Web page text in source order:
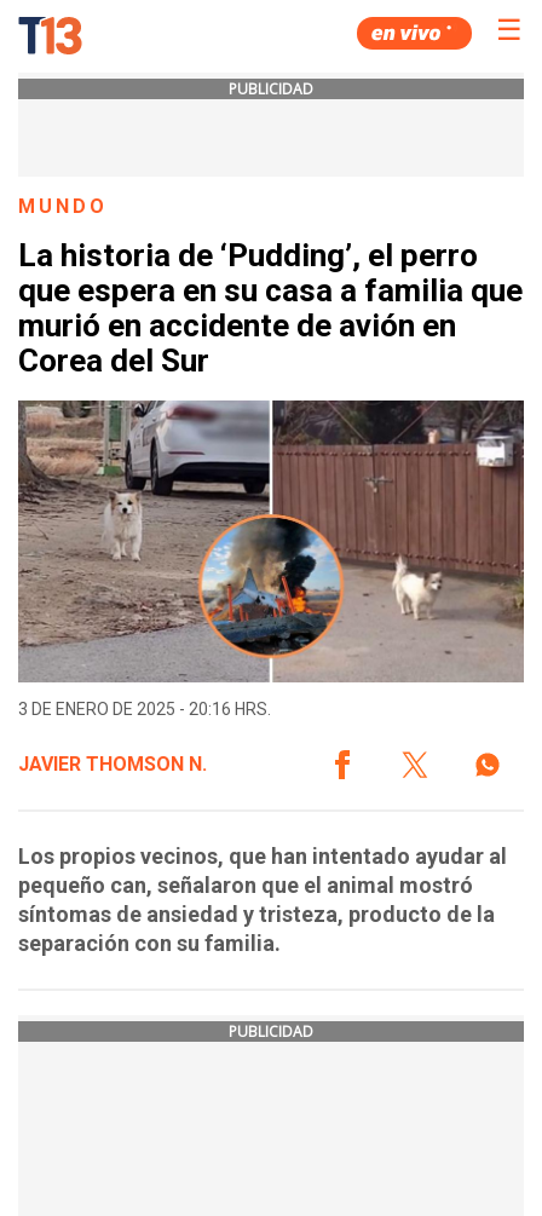
☰
PUBLICIDAD
MUNDO
La historia de ‘Pudding’, el perro
que espera en su casa a familia que
murió en accidente de avión en
Corea del Sur
3 DE ENERO DE 2025 - 20:16 HRS.
JAVIER THOMSON N.
Los propios vecinos, que han intentado ayudar al
pequeño can, señalaron que el animal mostró
síntomas de ansiedad y tristeza, producto de la
separación con su familia.
PUBLICIDAD